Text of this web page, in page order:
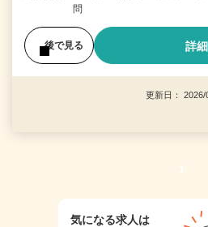
問
後で見る 詳
更新日：
1
気になる求人は